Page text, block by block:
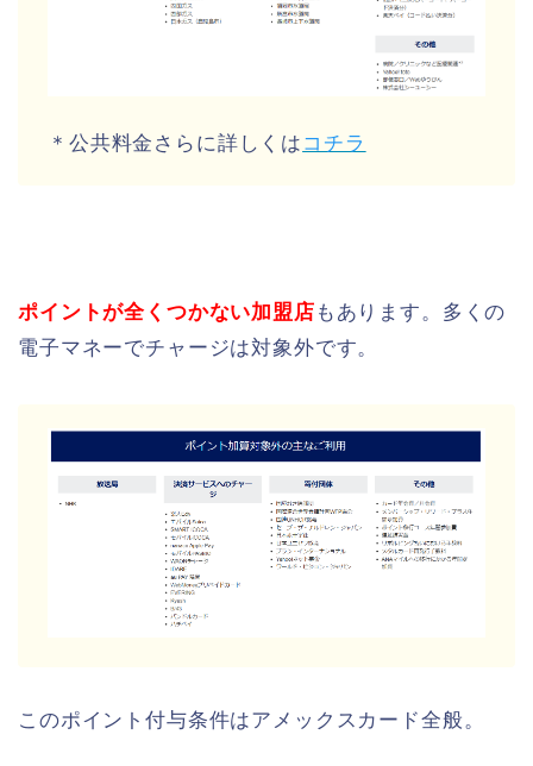
＊公共料金さらに詳しくは コチラ
ポイントが全くつかない加盟店 もあります。多くの
電子マネーでチャージは対象外です。
このポイント付与条件はアメックスカード全般。